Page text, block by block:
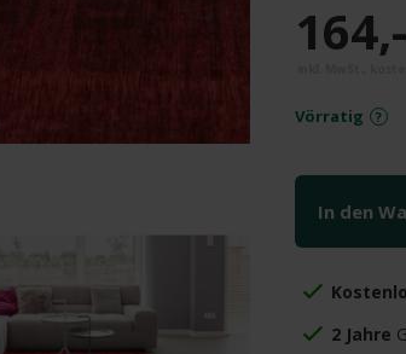
Vörratig
In den
2 Jahre